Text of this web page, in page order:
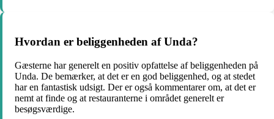
Hvordan er beliggenheden af Unda?
Gæsterne har generelt en positiv opfattelse af beliggenheden på
Unda. De bemærker, at det er en god beliggenhed, og at stedet
har en fantastisk udsigt. Der er også kommentarer om, at det er
nemt at finde og at restauranterne i området generelt er
besøgsværdige.